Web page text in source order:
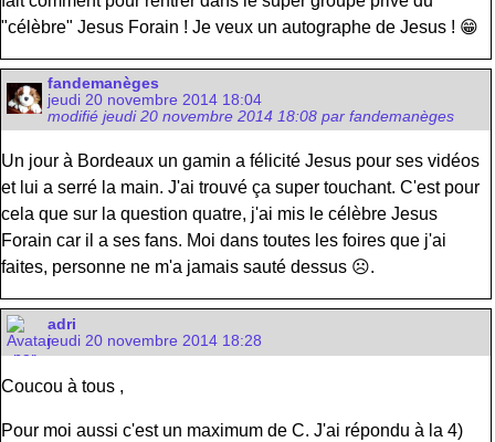
"célèbre" Jesus Forain ! Je veux un autographe de Jesus ! 😁
fandemanèges
jeudi 20 novembre 2014 18:04
modifié jeudi 20 novembre 2014 18:08 par fandemanèges
Un jour à Bordeaux un gamin a félicité Jesus pour ses vidéos
et lui a serré la main. J'ai trouvé ça super touchant. C'est pour
cela que sur la question quatre, j'ai mis le célèbre Jesus
Forain car il a ses fans. Moi dans toutes les foires que j'ai
faites, personne ne m'a jamais sauté dessus ☹️.
adri
jeudi 20 novembre 2014 18:28
Coucou à tous ,
Pour moi aussi c'est un maximum de C. J'ai répondu à la 4)